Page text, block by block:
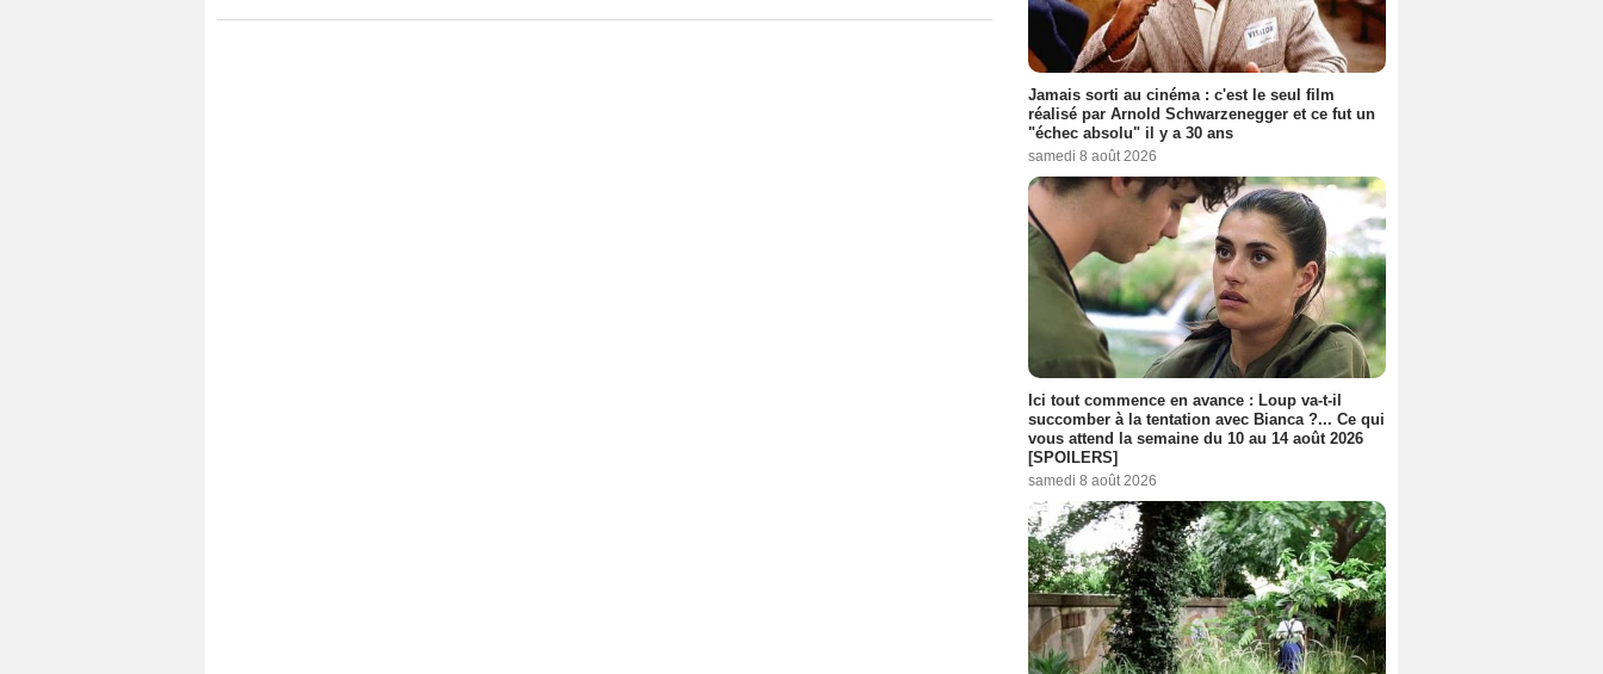
Jamais sorti au cinéma : c'est le seul film
réalisé par Arnold Schwarzenegger et ce fut un
"échec absolu" il y a 30 ans
samedi 8 août 2026
Ici tout commence en avance : Loup va-t-il
succomber à la tentation avec Bianca ?... Ce qui
vous attend la semaine du 10 au 14 août 2026
[SPOILERS]
samedi 8 août 2026